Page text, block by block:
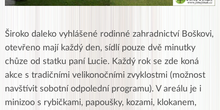
Široko daleko vyhlášené rodinné zahradnictví Boškovi,
otevřeno mají každý den, sídlí pouze dvě minutky
chůze od statku paní Lucie. Každý rok se zde koná
akce s tradičními velikonočními zvyklostmi (možnost
navštívit sobotní odpolední programu). V areálu je i
minizoo s rybičkami, papoušky, kozami, klokanem,